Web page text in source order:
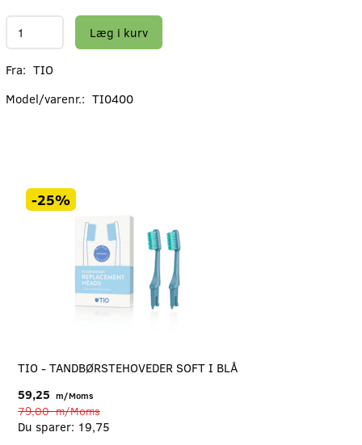
Læg i kurv
Fra: TIO
Model/varenr.: TI0400
-25%
TIO - TANDBØRSTEHOVEDER SOFT I BLÅ
59,25 m/Moms
79,00m/Moms
Du sparer: 19,75